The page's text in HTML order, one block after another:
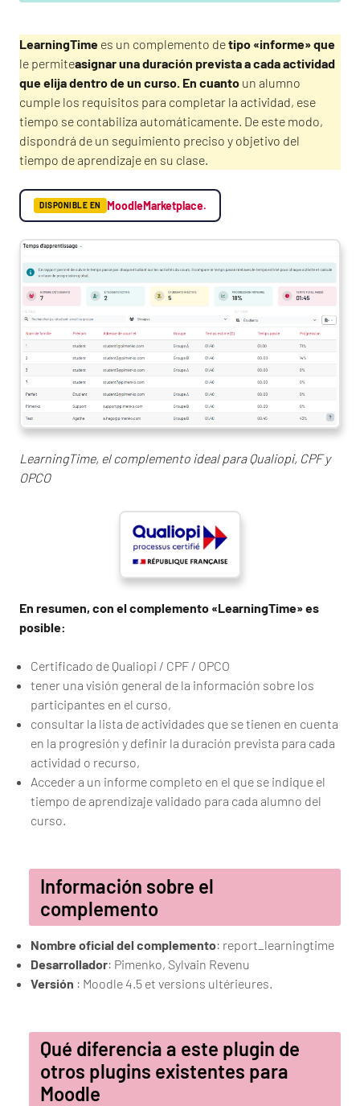
LearningTime es un complemento detipo «informe» que
le permiteasignar una duración prevista a cada actividad
que elija dentro de un curso. En cuanto un alumno
cumple los requisitos para completar la actividad, ese
tiempo se contabiliza automáticamente. De este modo,
dispondrá de un seguimiento preciso y objetivo del
tiempo de aprendizaje en su clase.
DISPONIBLE EN MoodleMarketplace.
LearningTime, el complemento ideal para Qualiopi, CPF y
OPCO
En resumen, con el complemento «LearningTime» es
posible:
Certificado de Qualiopi / CPF / OPCO
tener una visión general de la información sobre los
participantes en el curso,
consultar la lista de actividades que se tienen en cuenta
en la progresión y definir la duración prevista para cada
actividad o recurso,
Acceder a un informe completo en el que se indique el
tiempo de aprendizaje validado para cada alumno del
curso.
Información sobre el
complemento
Nombre oficial del complemento: report_learningtime
Desarrollador: Pimenko, Sylvain Revenu
Versión : Moodle 4.5 et versions ultérieures.
Qué diferencia a este plugin de
otros plugins existentes para
Moodle